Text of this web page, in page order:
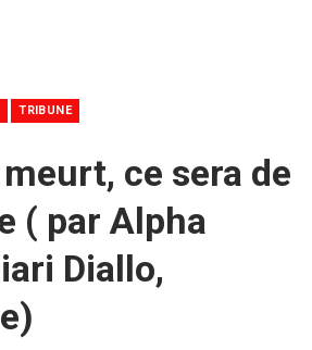
TRIBUNE
ce sera de
( par Alpha
Diallo,